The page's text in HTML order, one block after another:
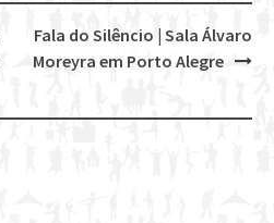
Fala do Silêncio | Sala Álvaro
Moreyra em Porto Alegre